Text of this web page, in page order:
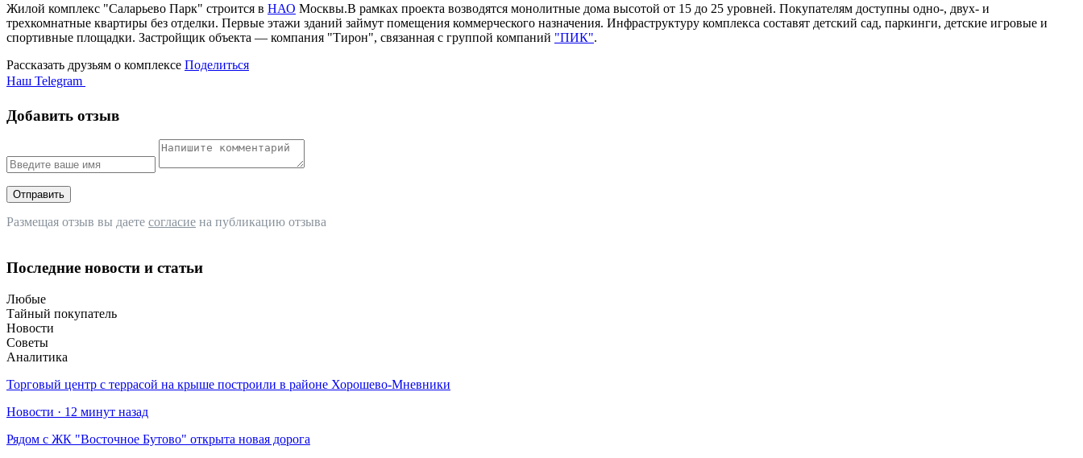
Жилой комплекс "Саларьево Парк" строится в НАО Москвы.В рамках проекта возводятся монолитные дома высотой от 15 до 25 уровней. Покупателям доступны одно-, двух- и
трехкомнатные квартиры без отделки. Первые этажи зданий займут помещения коммерческого назначения. Инфраструктуру комплекса составят детский сад, паркинги, детские игровые и
спортивные площадки. Застройщик объекта — компания "Тирон", связанная с группой компаний "ПИК".
Рассказать друзьям о комплексе Поделиться
Наш Telegram
Добавить отзыв
Отправить
Размещая отзыв вы даете согласие на публикацию отзыва
Последние новости и статьи
Любые
Тайный покупатель
Новости
Советы
Аналитика
Торговый центр с террасой на крыше построили в районе Хорошево-Мневники
Новости · 12 минут назад
Рядом с ЖК "Восточное Бутово" открыта новая дорога